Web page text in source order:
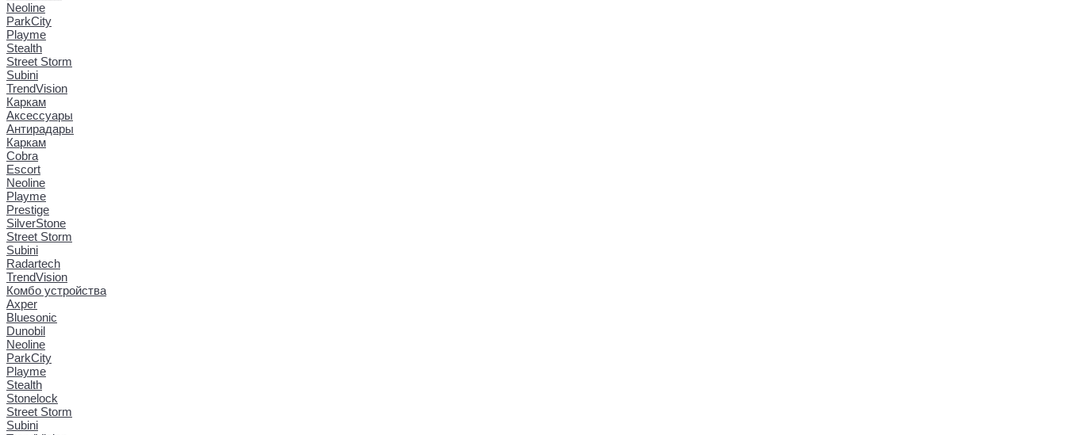
Neoline
ParkCity
Playme
Stealth
Street Storm
Subini
TrendVision
Каркам
Аксессуары
Антирадары
Каркам
Cobra
Escort
Neoline
Playme
Prestige
SilverStone
Street Storm
Subini
Radartech
TrendVision
Комбо устройства
Axper
Bluesonic
Dunobil
Neoline
ParkCity
Playme
Stealth
Stonelock
Street Storm
Subini